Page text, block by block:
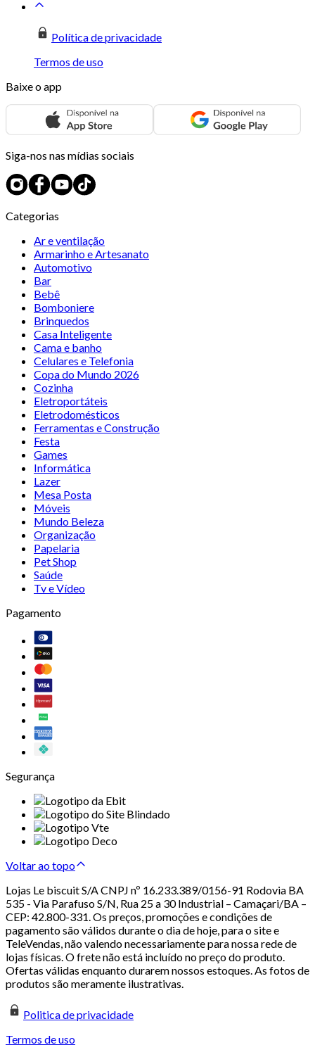
Política de privacidade
Termos de uso
Baixe o app
Siga-nos nas mídias sociais
Categorias
Ar e ventilação
Armarinho e Artesanato
Automotivo
Bar
Bebê
Bomboniere
Brinquedos
Casa Inteligente
Cama e banho
Celulares e Telefonia
Copa do Mundo 2026
Cozinha
Eletroportáteis
Eletrodomésticos
Ferramentas e Construção
Festa
Games
Informática
Lazer
Mesa Posta
Móveis
Mundo Beleza
Organização
Papelaria
Pet Shop
Saúde
Tv e Vídeo
Pagamento
Segurança
Voltar ao topo
Lojas Le biscuit S/A CNPJ nº 16.233.389/0156-91 Rodovia BA
535 - Via Parafuso S/N, Rua 25 a 30 Industrial – Camaçari/BA –
CEP: 42.800-331. Os preços, promoções e condições de
pagamento são válidos durante o dia de hoje, para o site e
TeleVendas, não valendo necessariamente para nossa rede de
lojas físicas. O frete não está incluído no preço do produto.
Ofertas válidas enquanto durarem nossos estoques. As fotos de
produtos são meramente ilustrativas.
Politica de privacidade
Termos de uso